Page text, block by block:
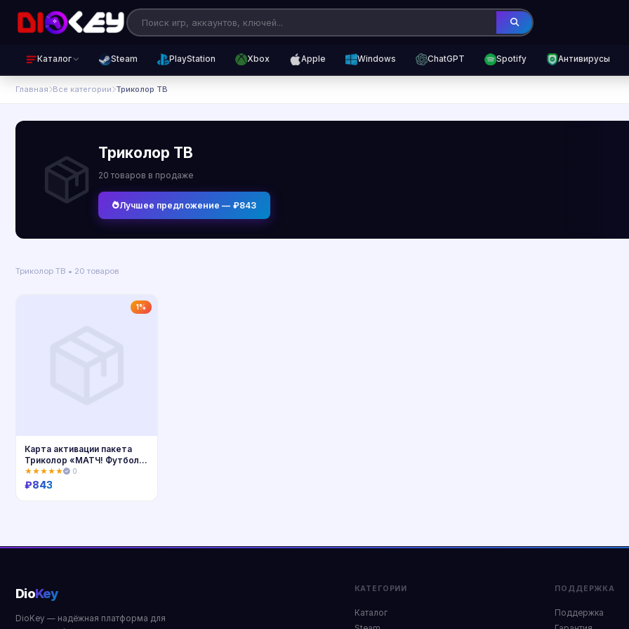
Каталог Steam PlayStation Xbox Apple Windows ChatGPT Spotify Антивирусы
Главная Все категории Триколор ТВ
Триколор ТВ
20 товаров в продаже
Лучшее предложение — ₽843
Триколор ТВ • 20 товаров
1%
Карта активации пакета
Триколор «МАТЧ! Футбол»,
1 месяц
★★★★★ 0
₽843
DioKey
DioKey — надёжная платформа для
КАТЕГОРИИ
Каталог
ПОДДЕРЖКА
Поддержка